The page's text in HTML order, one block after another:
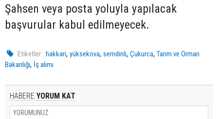
Şahsen veya posta yoluyla yapılacak
başvurular kabul edilmeyecek.
Etiketler : hakkari,yüksekova,semdinli,Çukurca,Tarım ve Orman
Bakanlığı, İş alımı
HABERE YORUM KAT